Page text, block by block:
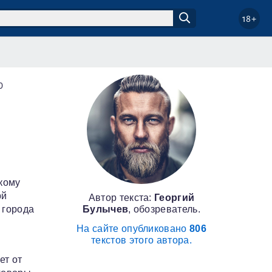
18+
от
Автор текста: Георгий
Булычев, обозреватель.
На сайте опубликовано806
текстов этого автора.